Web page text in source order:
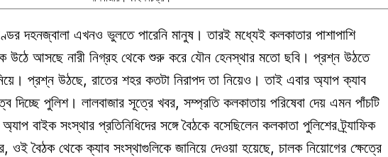
দহনজ্বালা এখনও ভুলতে পারেনি মানুষ। তারই মধ্যেই কলকাতার পাশাপাশি
উঠে আসছে নারী নিগ্রহ থেকে শুরু করে যৌন হেনস্থার মতো ছবি। প্রশ্ন উঠতে
প্রশ্ন উঠছে, রাতের শহর কতটা নিরাপদ তা নিয়েও। তাই এবার অ্যাপ ক্যাব
দিচ্ছে পুলিশ। লালবাজার সূত্রে খবর, সম্প্রতি কলকাতায় পরিষেবা দেয় এমন পাঁচটি
বাইক সংস্থার প্রতিনিধিদের সঙ্গে বৈঠকে বসেছিলেন কলকাতা পুলিশের ট্র্যাফিক
ওই বৈঠক থেকে ক্যাব সংস্থাগুলিকে জানিয়ে দেওয়া হয়েছে, চালক নিয়োগের ক্ষেত্রে